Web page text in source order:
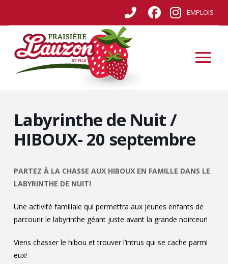
EMPLOIS
Labyrinthe de Nuit /
HIBOUX- 20 septembre
PARTEZ À LA CHASSE AUX HIBOUX EN FAMILLE DANS LE
LABYRINTHE DE NUIT!
Une activité familiale qui permettra aux jeunes enfants de
parcourir le labyrinthe géant juste avant la grande noirceur!
Viens chasser le hibou et trouver l’intrus qui se cache parmi
eux!